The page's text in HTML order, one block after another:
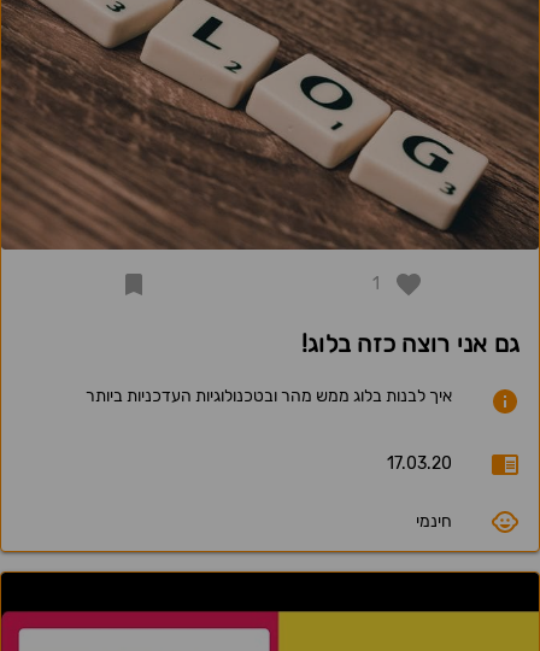
1
גם אני רוצה כזה בלוג!
איך לבנות בלוג ממש מהר ובטכנולוגיות העדכניות ביותר
17.03.20
חינמי